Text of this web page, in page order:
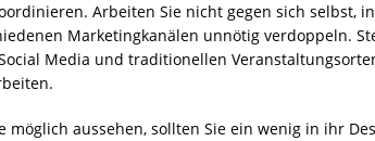
Arbeiten Sie nicht gegen sich selbst,
Marketingkanälen unnötig verdoppeln.
Media und traditionellen
möglich aussehen, sollten Sie ein wenig in ihr